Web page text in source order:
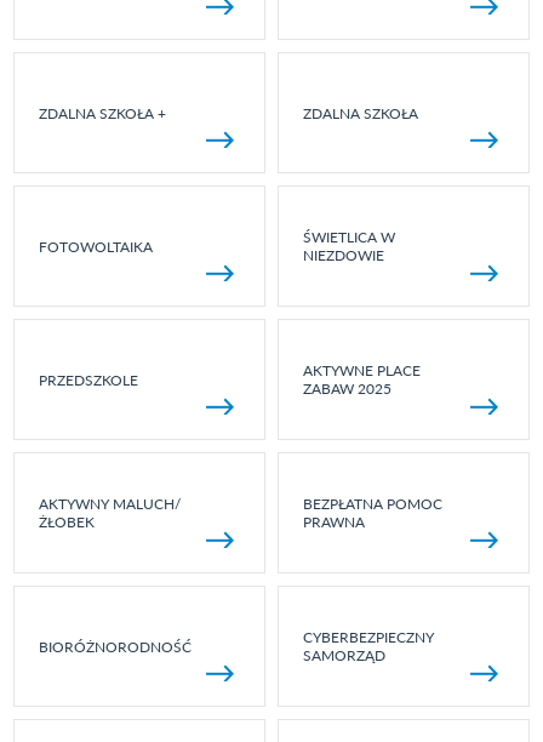
ZDALNA SZKOŁA + ZDALNA SZKOŁA
FOTOWOLTAIKA
ŚWIETLICA W
NIEZDOWIE
PRZEDSZKOLE
AKTYWNE PLACE
ZABAW 2025
AKTYWNY MALUCH/
ŻŁOBEK
BEZPŁATNA POMOC
PRAWNA
BIORÓŻNORODNOŚĆ
CYBERBEZPIECZNY
SAMORZĄD